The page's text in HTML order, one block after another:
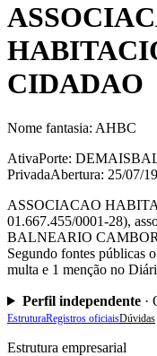
CIDADAO
Nome fantasia: AHBC
AtivaPorte: DEMAIS
PrivadaAbertura: 25/07/
ASSOCIACAO
01.667.455/0001-28),
BALNEARIO
Segundo fontes públicas
multa e 1 menção no
Perfil independente·
EstruturaRegistros oficiaisDúvidas
Estrutura empresarial